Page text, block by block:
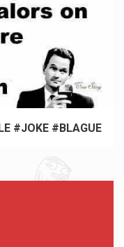
#JOKE #BLAGUE